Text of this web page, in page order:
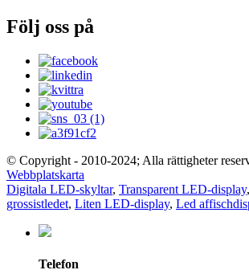
Följ oss på
© Copyright - 2010-2024; Alla rättigheter
Webbplatskarta
Digitala LED-skyltar, Transparent LED-display,
grossistledet, Liten LED-display, Led
Telefon